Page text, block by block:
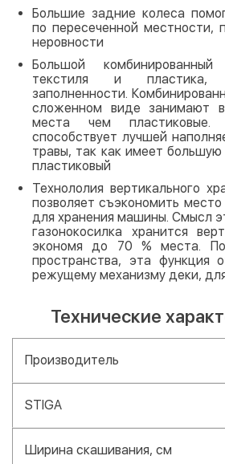
Большие задние колеса
по пересеченной местности,
неровности
Большой
текстиля и пластика,
заполненности.
сложенном виде занимают
места чем пластиковые.
способствует лучшей
травы, так как имеет
пластиковый
Технололия вертикального
позволяет съэкономить
для хранения машины. Смысл
газонокосилка хранится
экономя до 70 % места.
пространства, эта функция
режущему механизму деки,
Технические
Производитель
STIGA
Ширина скашивания, см